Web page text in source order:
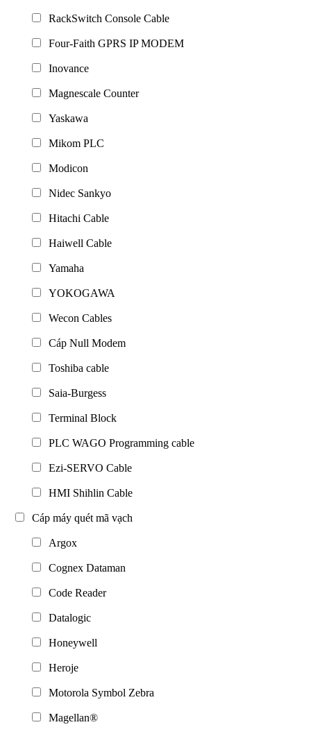
RackSwitch Console Cable
Four-Faith GPRS IP MODEM
Inovance
Magnescale Counter
Yaskawa
Mikom PLC
Modicon
Nidec Sankyo
Hitachi Cable
Haiwell Cable
Yamaha
YOKOGAWA
Wecon Cables
Cáp Null Modem
Toshiba cable
Saia-Burgess
Terminal Block
PLC WAGO Programming cable
Ezi-SERVO Cable
HMI Shihlin Cable
Cáp máy quét mã vạch
Argox
Cognex Dataman
Code Reader
Datalogic
Honeywell
Heroje
Motorola Symbol Zebra
Magellan®